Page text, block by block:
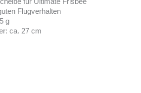
für Ultimate Frisbee
Flugverhalten
g
ca. 27 cm